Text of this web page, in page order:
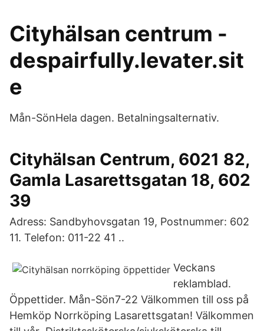
Cityhälsan centrum -
despairfully.levater.sit
e
Mån-SönHela dagen. Betalningsalternativ.
Cityhälsan Centrum, 6021 82,
Gamla Lasarettsgatan 18, 602
39
Adress: Sandbyhovsgatan 19, Postnummer: 602
11. Telefon: 011-22 41 ..
Veckans
reklamblad.
Öppettider. Mån-Sön7-22 Välkommen till oss på
Hemköp Norrköping Lasarettsgatan! Välkommen